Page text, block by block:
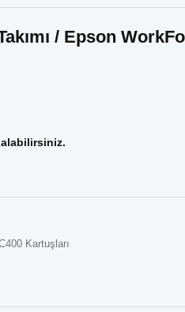
/ Epson
alabilirsiniz.
Kartuşları